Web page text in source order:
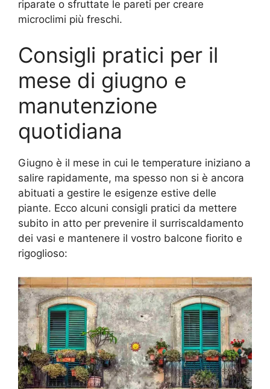
riparate o sfruttate le pareti per creare
microclimi più freschi.
Consigli pratici per il
mese di giugno e
manutenzione
quotidiana
Giugno è il mese in cui le temperature iniziano a
salire rapidamente, ma spesso non si è ancora
abituati a gestire le esigenze estive delle
piante. Ecco alcuni consigli pratici da mettere
subito in atto per prevenire il surriscaldamento
dei vasi e mantenere il vostro balcone fiorito e
rigoglioso: